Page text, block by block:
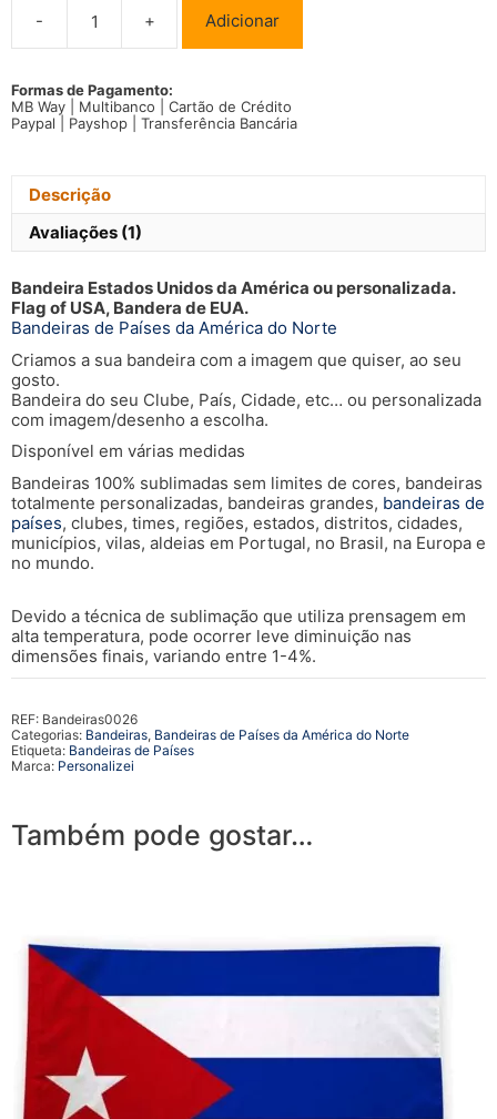
-
Quantidade
de
Unidos
da
+ Adicionar
Formas de Pagamento:
MB Way | Multibanco | Cartão de Crédito
Paypal | Payshop | Transferência Bancária
Descrição
Avaliações (1)
Bandeira Estados Unidos da América ou personalizada.
Flag of USA, Bandera de EUA.
Bandeiras de Países da América do Norte
Criamos a sua bandeira com a imagem que quiser, ao seu
gosto.
Bandeira do seu Clube, País, Cidade, etc… ou personalizada
com imagem/desenho a escolha.
Disponível em várias medidas
Bandeiras 100% sublimadas sem limites de cores, bandeiras
totalmente personalizadas, bandeiras grandes, bandeiras de
países, clubes, times, regiões, estados, distritos, cidades,
municípios, vilas, aldeias em Portugal, no Brasil, na Europa e
no mundo.
Devido a técnica de sublimação que utiliza prensagem em
alta temperatura, pode ocorrer leve diminuição nas
dimensões finais, variando entre 1-4%.
REF: Bandeiras0026
Categorias: Bandeiras, Bandeiras de Países da América do Norte
Etiqueta: Bandeiras de Países
Marca: Personalizei
Também pode gostar…